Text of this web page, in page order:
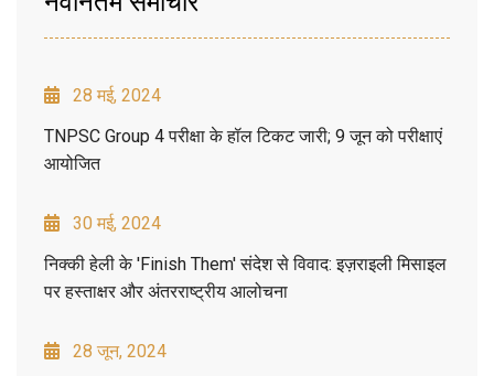
28 मई, 2024
TNPSC Group 4 परीक्षा के हॉल टिकट जारी; 9 जून को परीक्षाएं
आयोजित
30 मई, 2024
निक्की हेली के 'Finish Them' संदेश से विवाद: इज़राइली मिसाइल
पर हस्ताक्षर और अंतरराष्ट्रीय आलोचना
28 जून, 2024